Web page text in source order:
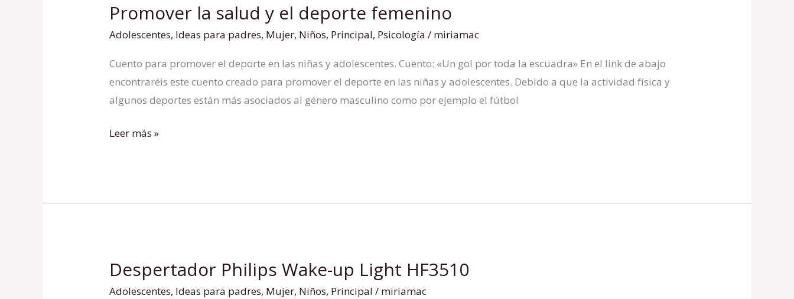
Promover la salud y el deporte femenino
Adolescentes, Ideas para padres, Mujer, Niños, Principal, Psicología / miriamac
Cuento para promover el deporte en las niñas y adolescentes. Cuento: «Un gol por toda la escuadra» En el link de abajo
encontraréis este cuento creado para promover el deporte en las niñas y adolescentes. Debido a que la actividad física y
algunos deportes están más asociados al género masculino como por ejemplo el fútbol
Promover
la
y
el
deporte
Leer más »
Despertador Philips Wake-up Light HF3510
Adolescentes, Ideas para padres, Mujer, Niños, Principal / miriamac
Despertador
Philips